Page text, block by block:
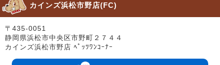
カインズ浜松市野店(FC)
〒435-0051
静岡県浜松市中央区市野町２７４４
カインズ浜松市野店 ﾍﾟｯﾂﾜﾝｺｰﾅｰ